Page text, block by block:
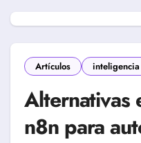
Artículos
Alternativas
n8n para